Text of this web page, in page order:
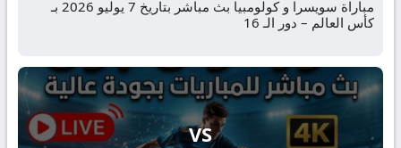
مباراة سويسرا و كولومبيا بث مباشر بتاريخ 7 يوليو 2026 بـ
كأس العالم – دور الـ 16
VS